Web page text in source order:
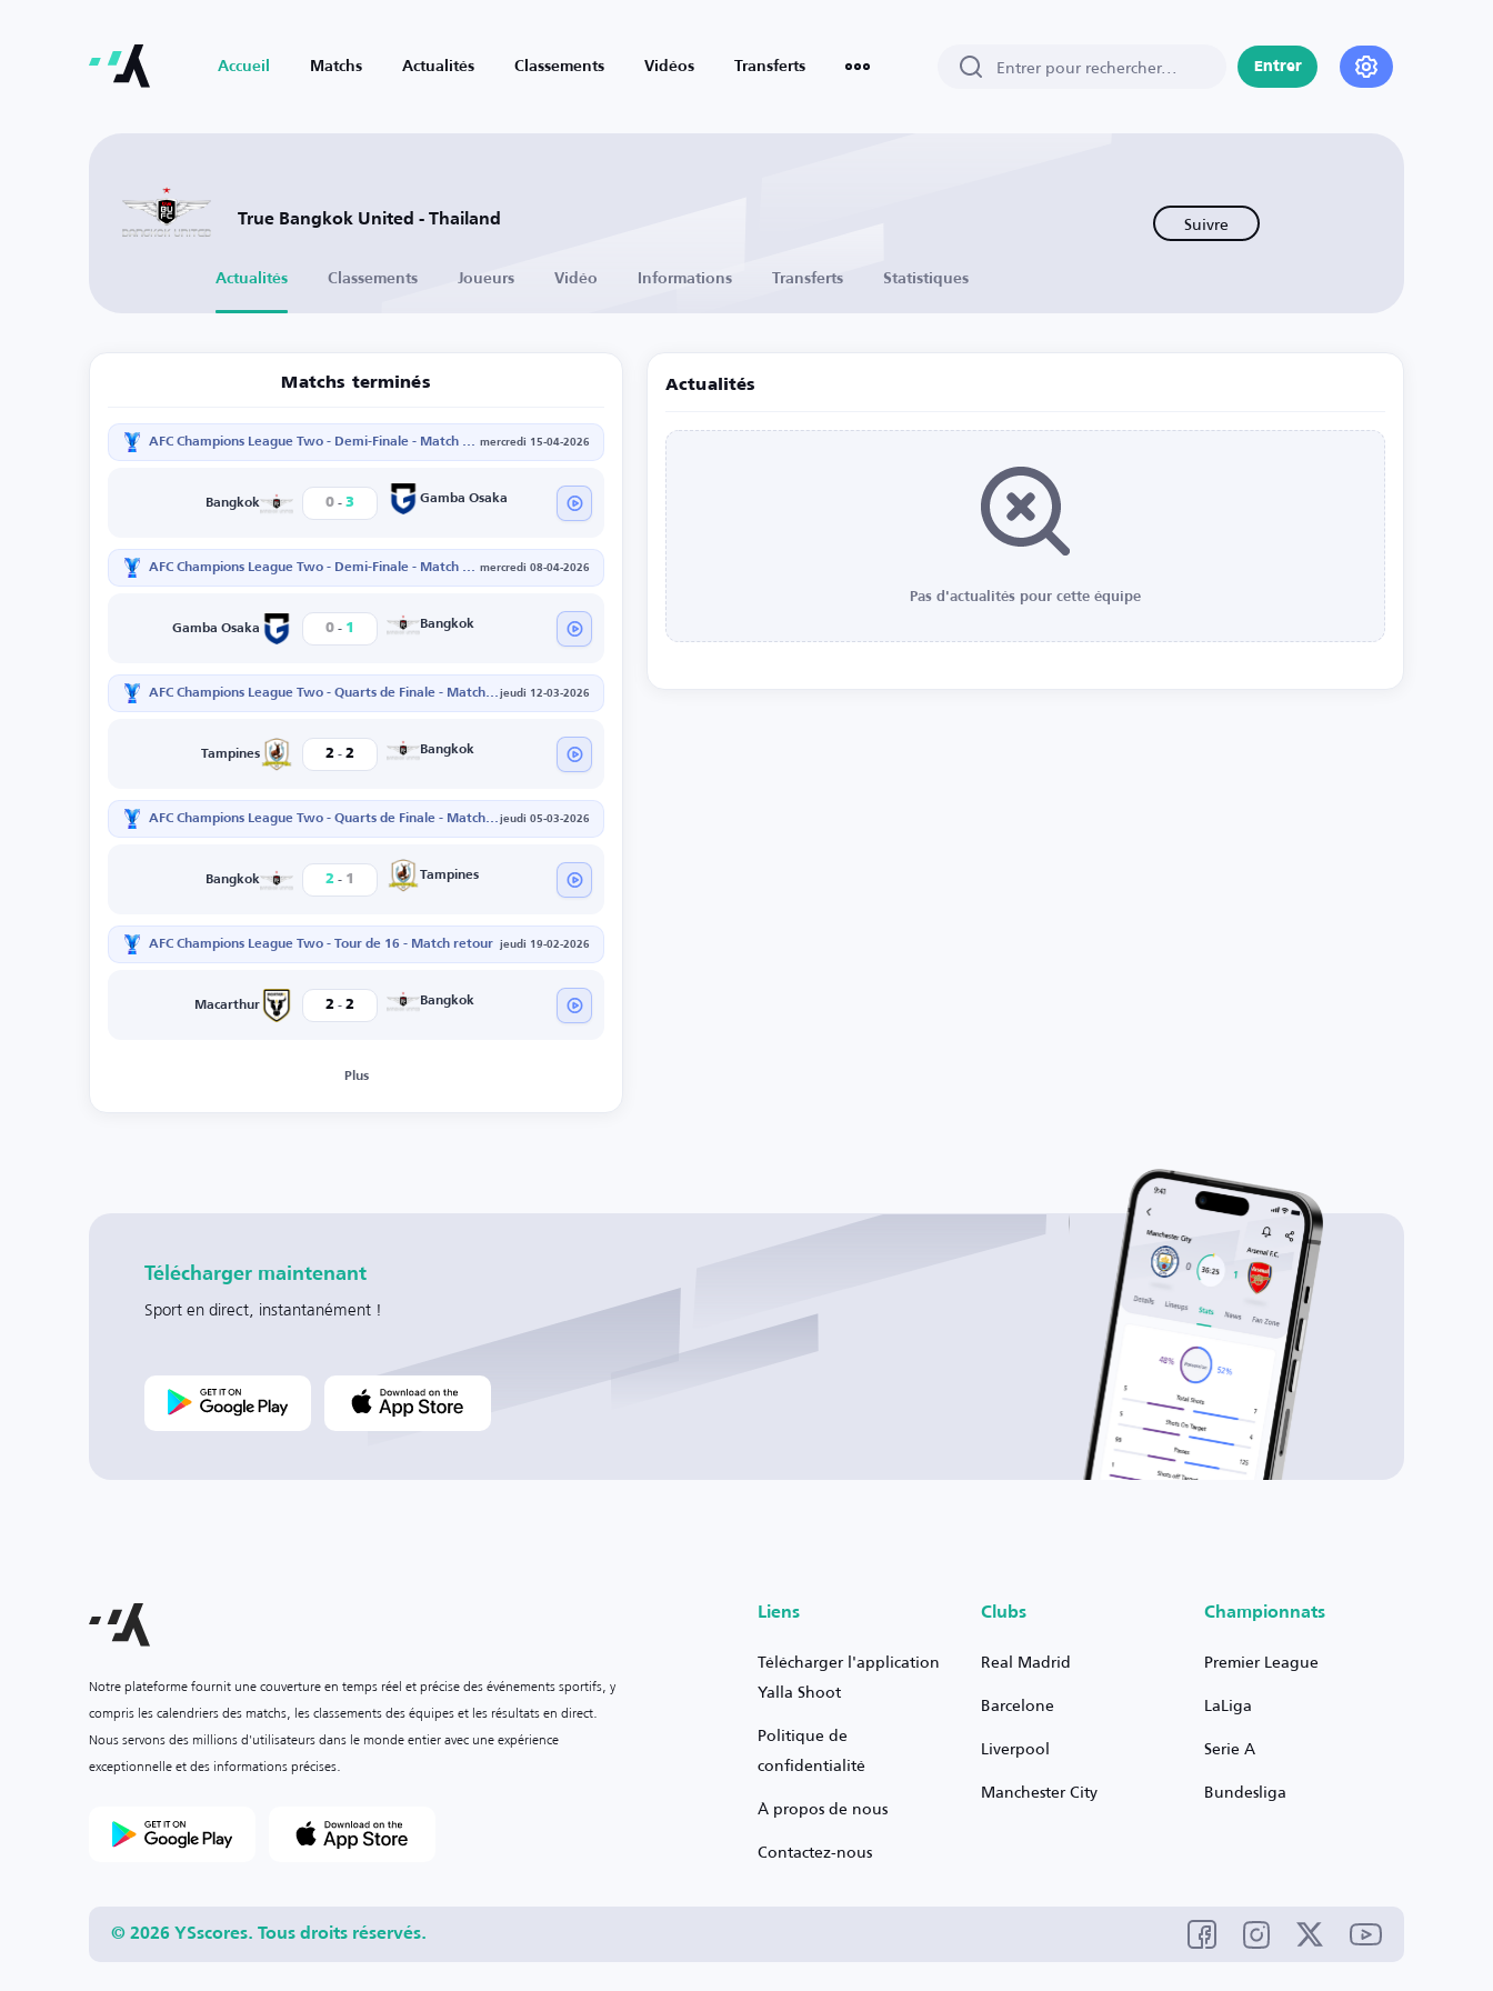
Accueil Matchs Actualités Classements Vidéos Transferts Entrer
True Bangkok United - Thailand Suivre
Actualités Classements Joueurs Vidéo Informations Transferts Statistiques
Matchs terminés
AFC Champions League Two - Demi-Finale - Match retour mercredi 15-04-2026
Bangkok 0 - 3 Gamba Osaka
AFC Champions League Two - Demi-Finale - Match aller mercredi 08-04-2026
Gamba Osaka 0 - 1 Bangkok
AFC Champions League Two - Quarts de Finale - Match retour jeudi 12-03-2026
Tampines 2 - 2 Bangkok
AFC Champions League Two - Quarts de Finale - Match aller jeudi 05-03-2026
Bangkok 2 - 1 Tampines
AFC Champions League Two - Tour de 16 - Match retour jeudi 19-02-2026
Macarthur 2 - 2 Bangkok
Plus
Actualités
Pas d'actualités pour cette équipe
Télécharger maintenant
Sport en direct, instantanément !
Notre plateforme fournit une couverture en temps réel et précise des événements sportifs, y
compris les calendriers des matchs, les classements des équipes et les résultats en direct.
Nous servons des millions d'utilisateurs dans le monde entier avec une expérience
exceptionnelle et des informations précises.
Liens
Télécharger l'application
Yalla Shoot
Politique de
confidentialité
À propos de nous
Contactez-nous
Clubs
Real Madrid
Barcelone
Liverpool
Manchester City
Championnats
Premier League
LaLiga
Serie A
Bundesliga
© 2026 YSscores. Tous droits réservés.